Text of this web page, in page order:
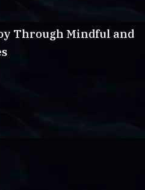
Through Mindful and